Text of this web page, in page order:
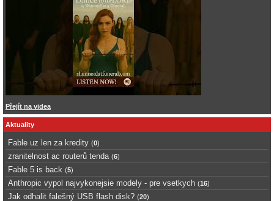
Přejít na videa
Aktuality
Fable uz len za kredity (0)
zranitelnost ac routerů tenda (6)
Fable 5 is back (5)
Anthropic vypol najvykonejsie modely - pre vsetkych (16)
Jak odhalit falešný USB flash disk? (20)